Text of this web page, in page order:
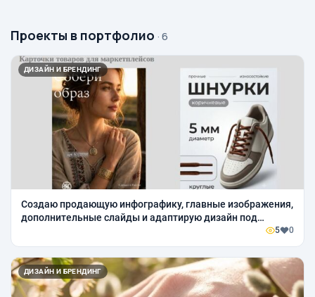
Проекты в портфолио · 6
ДИЗАЙН И БРЕНДИНГ
Создаю продающую инфографику, главные изображения,
дополнительные слайды и адаптирую дизайн под
5 0
ДИЗАЙН И БРЕНДИНГ